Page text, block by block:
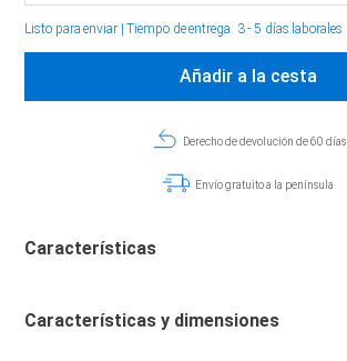
Listo para enviar |Tiempo de entrega: 3 - 5 días laborales
Añadir a la cesta
Derecho de devolución de 60 días
Envío gratuito a la península
Características
Características y dimensiones